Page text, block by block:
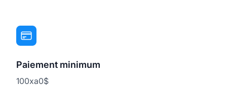
Paiement minimum
100xa0$